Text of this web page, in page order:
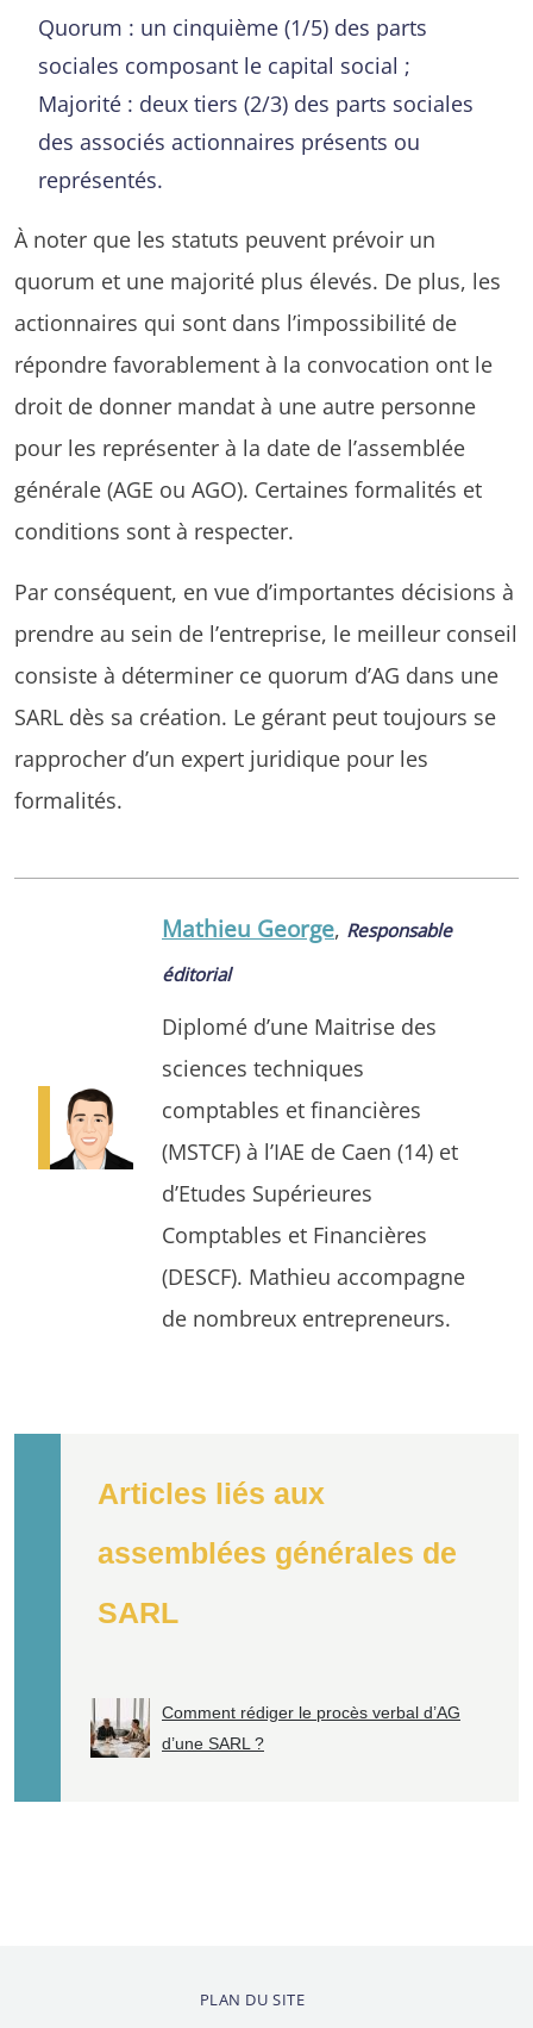
Quorum : un cinquième (1/5) des parts
sociales composant le capital social ;
Majorité : deux tiers (2/3) des parts sociales
des associés actionnaires présents ou
représentés.
À noter que les statuts peuvent prévoir un
quorum et une majorité plus élevés. De plus, les
actionnaires qui sont dans l’impossibilité de
répondre favorablement à la convocation ont le
droit de donner mandat à une autre personne
pour les représenter à la date de l’assemblée
générale (AGE ou AGO). Certaines formalités et
conditions sont à respecter.
Par conséquent, en vue d’importantes décisions à
prendre au sein de l’entreprise, le meilleur conseil
consiste à déterminer ce quorum d’AG dans une
SARL dès sa création. Le gérant peut toujours se
rapprocher d’un expert juridique pour les
formalités.
Articles liés aux
assemblées générales de
SARL
Comment rédiger le procès verbal d’AG
d’une SARL ?
Mathieu George, Responsable
éditorial
Diplomé d’une Maitrise des
sciences techniques
comptables et financières
(MSTCF) à l’IAE de Caen (14) et
d’Etudes Supérieures
Comptables et Financières
(DESCF). Mathieu accompagne
de nombreux entrepreneurs.
PLAN DU SITE